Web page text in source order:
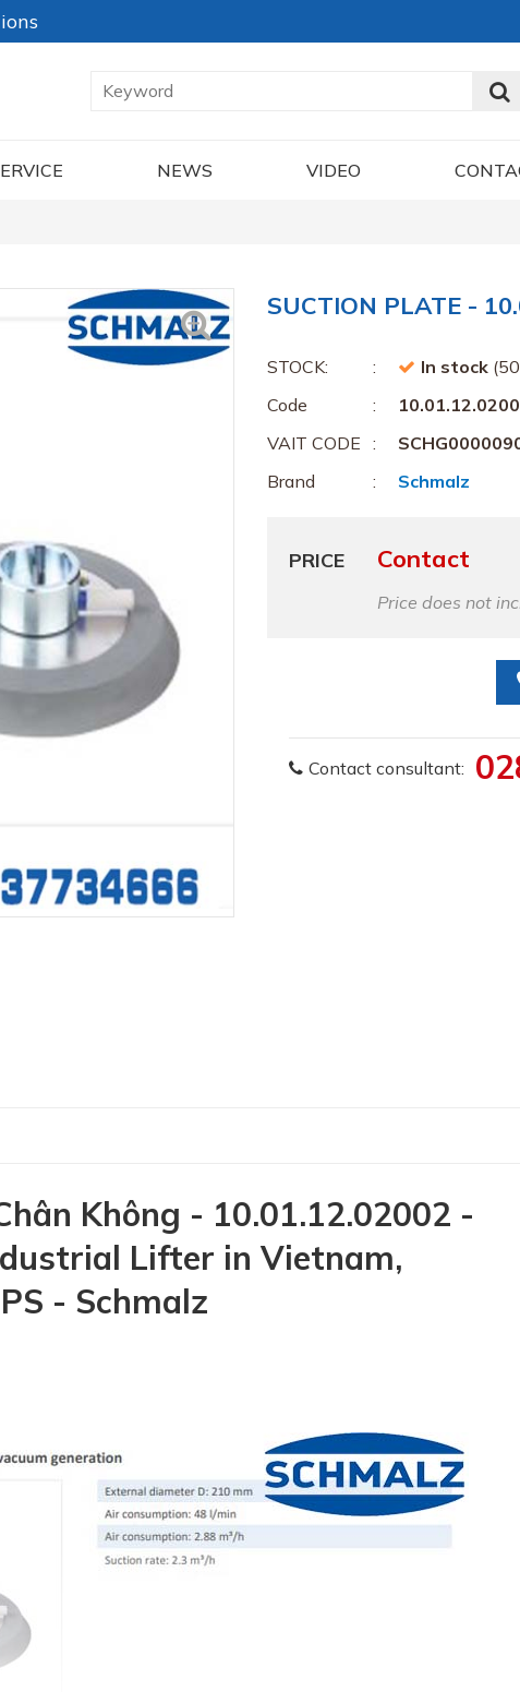
NEWS VIDEO
SUCTION PLATE -
STOCK: In stock
Code
VAIT CODE
Brand
Schmalz
PRICE Contact
Price does not
Contact consultant:
Không - 10.01.12.02002 -
Lifter in Vietnam,
- Schmalz